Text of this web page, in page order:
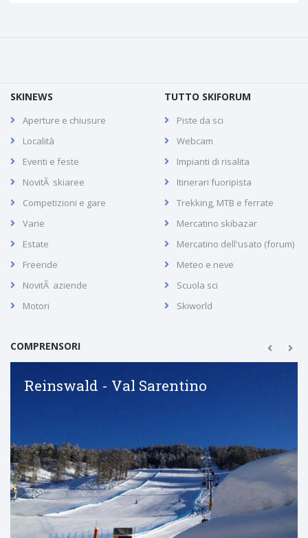
SKINEWS
Aperture e chiusure
Località
Eventi e feste
NovitÃ skiaree
Competizioni e gare
Varie
Estate
Freeride
NovitÃ aziende
Motori
TUTTO SKIFORUM
Piste da sci
Webcam
Impianti di risalita
Itinerari fuoripista
Trekking, MTB e ferrate
Mercatino skibazar
Mercatino dell'usato (forum)
Meteo e neve
Scuola sci
Skiworld
COMPRENSORI
Reinswald - Val Sarentino